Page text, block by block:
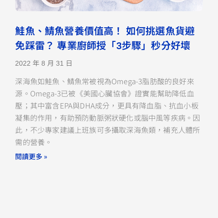
鮭魚、鯖魚營養價值高！ 如何挑選魚貨避
免踩雷？ 專業廚師授「3步驟」秒分好壞
2022 年 8 月 31 日
深海魚如鮭魚、鯖魚常被視為Omega-3脂肪酸的良好來
源。Omega-3已被《美國心臟協會》證實能幫助降低血
壓；其中富含EPA與DHA成分，更具有降血脂、抗血小板
凝集的作用，有助預防動脈粥狀硬化或腦中風等疾病。因
此，不少專家建議上班族可多攝取深海魚類，補充人體所
需的營養。
閱讀更多 »